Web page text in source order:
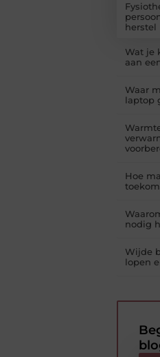
herstel
Wat je
aan
Waar
laptop
Hoe
nodig
Wijde
lopen